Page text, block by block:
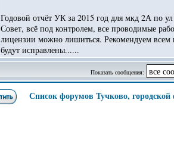
Годовой отчёт УК за 2015 год для мкд 2А по
Совет, всё под контролем, все проводимые
лицензии можно лишиться. Рекомендуем
будут исправлены......
Показать сообщения:
Список форумов Тучково,